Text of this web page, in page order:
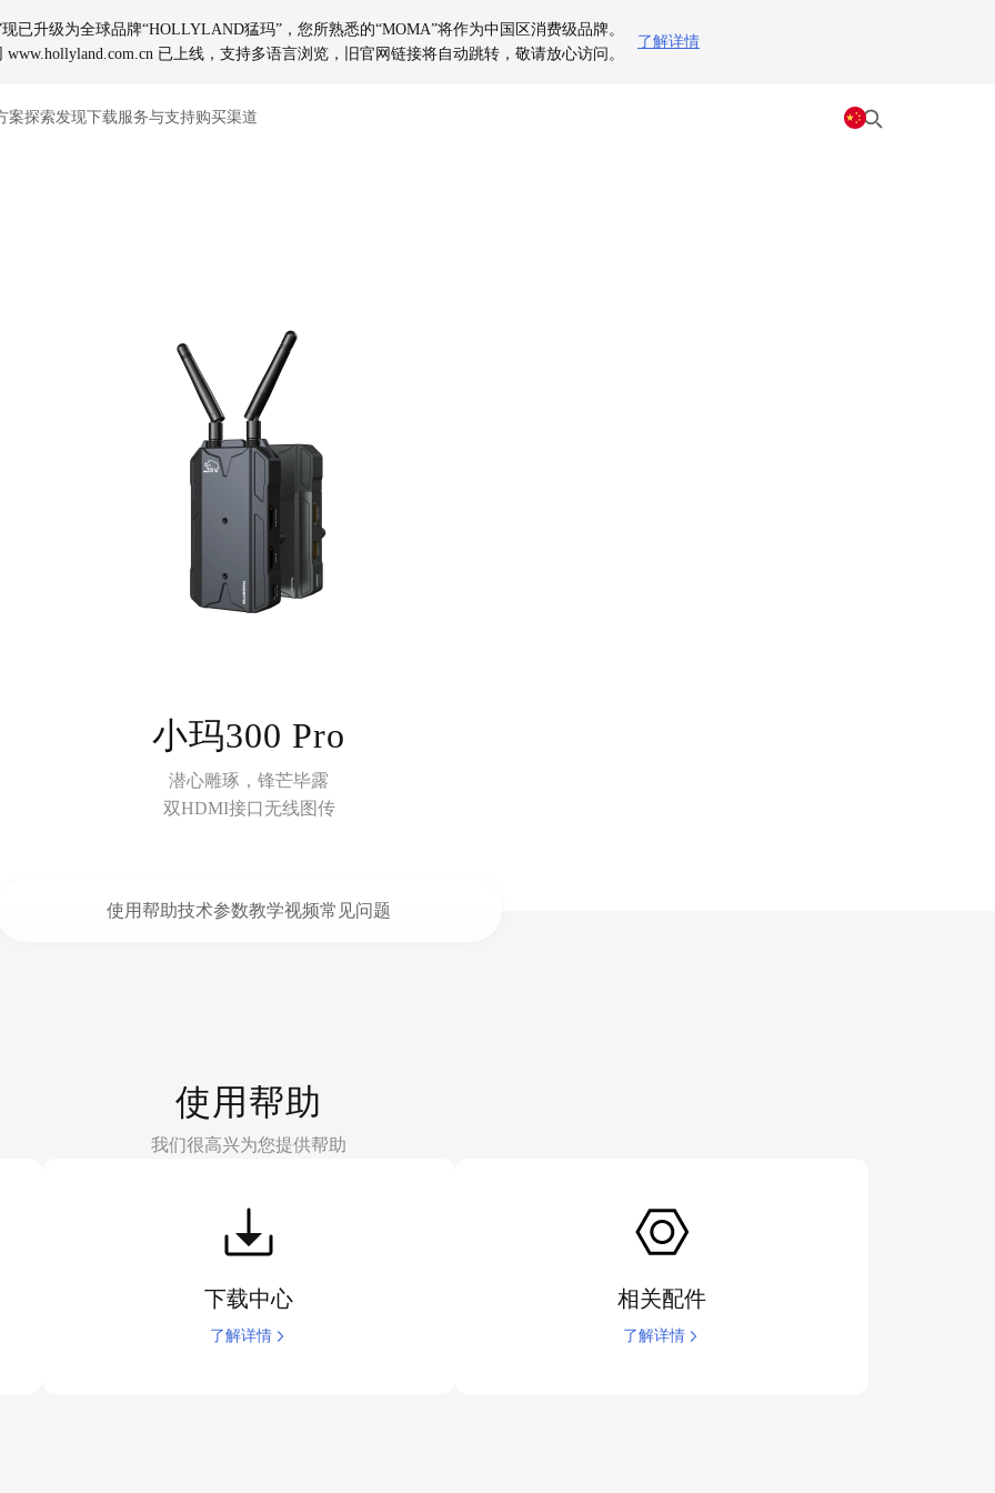
已升级为全球品牌“HOLLYLAND猛玛”，您所熟悉的“MOMA”将作为中国区消费级品牌。
www.hollyland.com.cn 已上线，支持多语言浏览，旧官网链接将自动跳转，敬请放心访问。
了解详情
案探索发现下载服务与支持购买渠道
小玛300 Pro
潜心雕琢，锋芒毕露
双HDMI接口无线图传
使用帮助技术参数教学视频常见问题
使用帮助
我们很高兴为您提供帮助
下载中心
了解详情
相关配件
了解详情